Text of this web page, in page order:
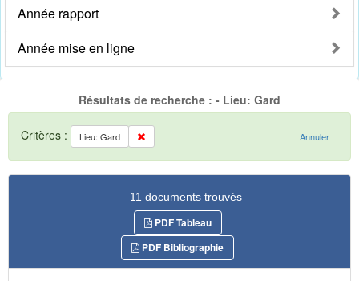
Année rapport
Année mise en ligne
Résultats de recherche : - Lieu: Gard
Critères : Lieu: Gard Annuler
11 documents trouvés
PDF Tableau
PDF Bibliographie